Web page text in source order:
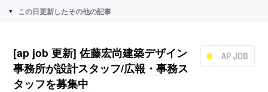
この日更新したその他の記事
AP JOB
[ap job 更新] 佐藤宏尚建築デザイン
事務所が設計スタッフ/広報・事務ス
タッフを募集中